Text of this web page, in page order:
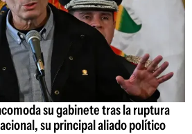
su gabinete tras la ruptura
su principal aliado político